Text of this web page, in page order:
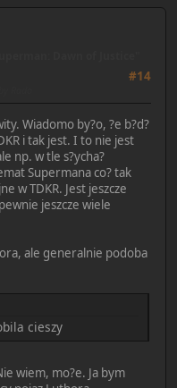
#14
Wiadomo by?o, ?e b?d?
i tak jest. I to nie jest
np. w tle s?ycha?
Supermana co? tak
w TDKR. Jest jeszcze
jeszcze wiele
ale generalnie podoba
cieszy
wiem, mo?e. Ja bym